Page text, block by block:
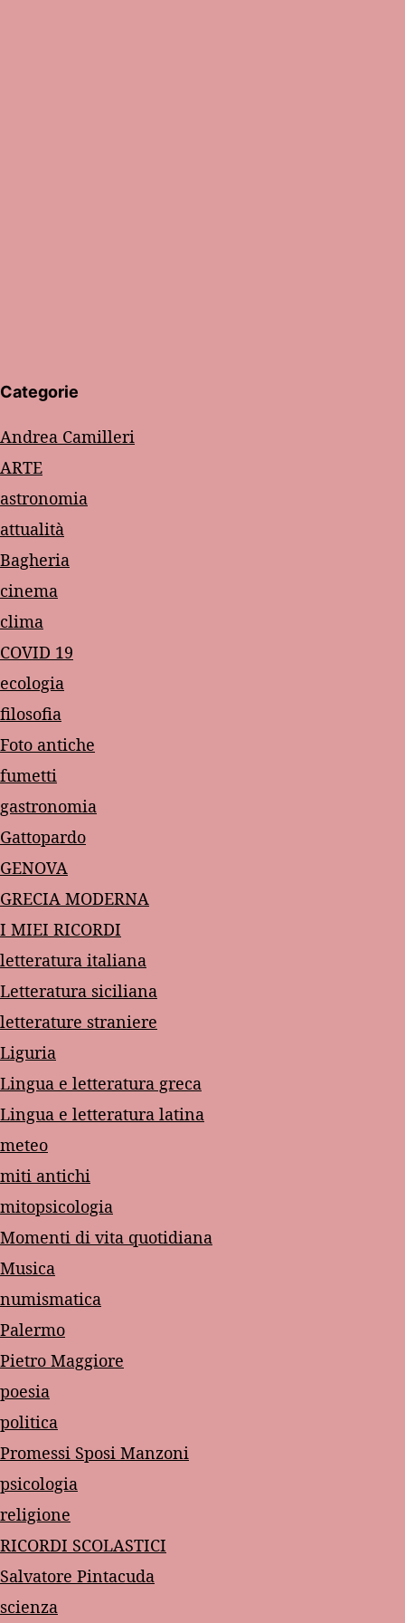
Categorie
Andrea Camilleri
ARTE
astronomia
attualità
Bagheria
cinema
clima
COVID 19
ecologia
filosofia
Foto antiche
fumetti
gastronomia
Gattopardo
GENOVA
GRECIA MODERNA
I MIEI RICORDI
letteratura italiana
Letteratura siciliana
letterature straniere
Liguria
Lingua e letteratura greca
Lingua e letteratura latina
meteo
miti antichi
mitopsicologia
Momenti di vita quotidiana
Musica
numismatica
Palermo
Pietro Maggiore
poesia
politica
Promessi Sposi Manzoni
psicologia
religione
RICORDI SCOLASTICI
Salvatore Pintacuda
scienza